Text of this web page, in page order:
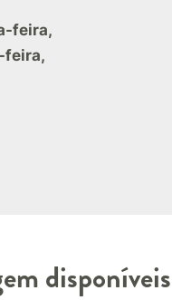
feira,
feira,
disponíveis